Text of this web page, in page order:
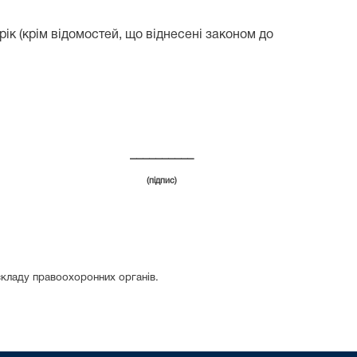
(крім відомостей, що віднесені законом до
(підпис)
правоохоронних органів.